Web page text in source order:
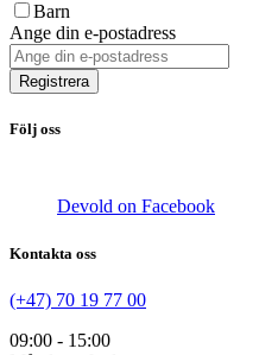
Barn
Ange din e-postadress
Registrera
Följ oss
Devold on Facebook
Kontakta oss
(+47) 70 19 77 00
09:00 - 15:00